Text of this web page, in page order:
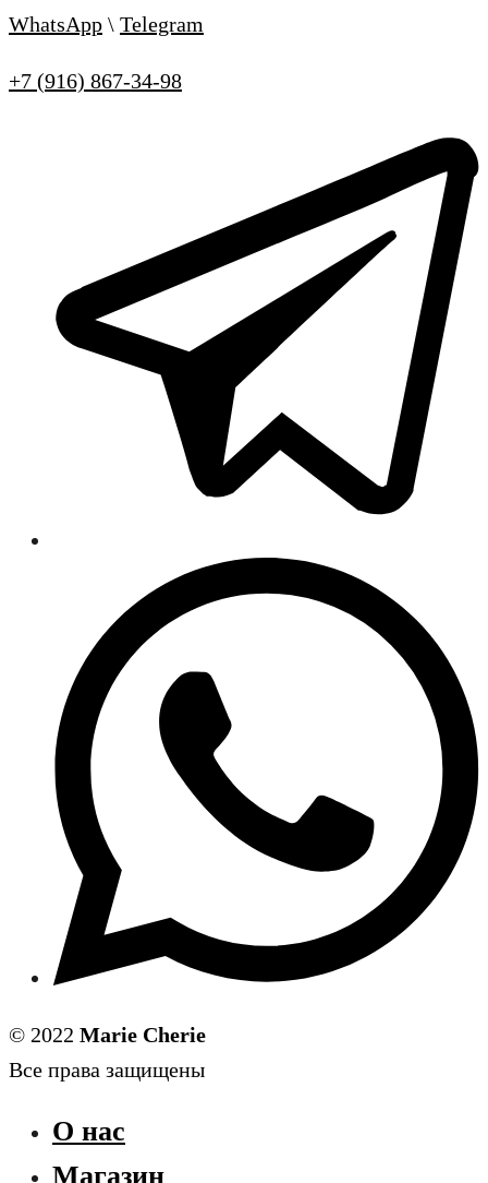
WhatsApp \ Telegram
+7 (916) 867-34-98
© 2022 Marie Cherie
Все права защищены
О нас
Магазин